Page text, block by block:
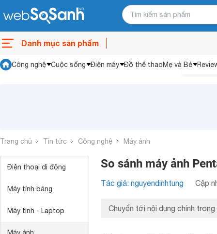
Danh mục sản phẩm
Công nghệ Cuộc sống Điện máy Đồ thể thaoMẹ và Bé
Trang chủ Tin tức Công nghệ Máy ảnh
Điện thoại di động
Máy tính bảng
Máy tính - Laptop
So sánh máy ảnh
Tác giả: nguyendinhtung Cập
Chuyển tới nội dung chính trong